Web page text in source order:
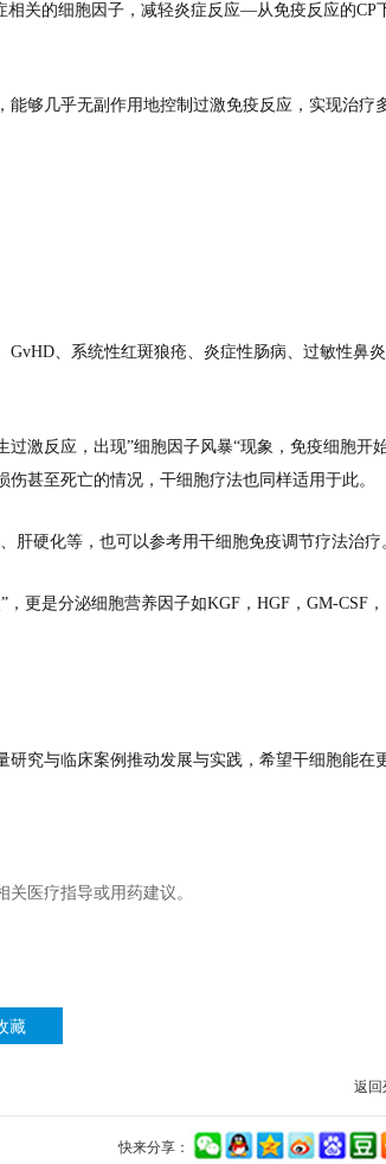
相关的细胞因子，减轻炎症反应—从免疫反应的CP
够几乎无副作用地控制过激免疫反应，实现治疗
、系统性红斑狼疮、炎症性肠病、过敏性鼻炎
激反应，出现”细胞因子风暴“现象，免疫细胞开
甚至死亡的情况，干细胞疗法也同样适用于此。
硬化等，也可以参考用干细胞免疫调节疗法治疗
更是分泌细胞营养因子如KGF，HGF，GM-CSF，
究与临床案例推动发展与实践，希望干细胞能在
医疗指导或用药建议。
藏
返回
快来分享：